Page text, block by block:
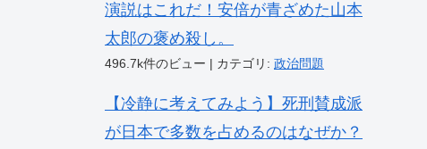
演説はこれだ！安倍が青ざめた山本
太郎の褒め殺し。
496.7k件のビュー | カテゴリ: 政治問題
【冷静に考えてみよう】死刑賛成派
が日本で多数を占めるのはなぜか？